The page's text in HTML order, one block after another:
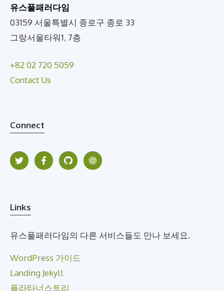
유스풀패러다임
03159 서울특별시 종로구 종로 33
그랑서울타워1, 7층
+82 02 720 5059
Contact Us
Connect
Links
유스풀패러다임의 다른 서비스들도 만나 보세요.
WordPress 가이드
Landing Jekyll
플라타너스트리